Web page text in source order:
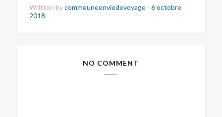
Written bycommeuneenviedevoyage - 6 octobre
2018
NO COMMENT